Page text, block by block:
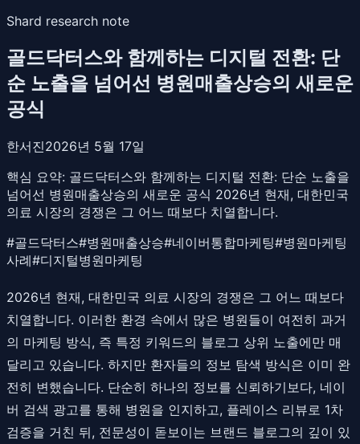
Shard research note
골드닥터스와 함께하는 디지털 전환: 단
순 노출을 넘어선 병원매출상승의 새로운
공식
한서진2026년 5월 17일
핵심 요약: 골드닥터스와 함께하는 디지털 전환: 단순 노출을
넘어선 병원매출상승의 새로운 공식 2026년 현재, 대한민국
의료 시장의 경쟁은 그 어느 때보다 치열합니다.
#골드닥터스#병원매출상승#네이버통합마케팅#병원마케팅
사례#디지털병원마케팅
2026년 현재, 대한민국 의료 시장의 경쟁은 그 어느 때보다
치열합니다. 이러한 환경 속에서 많은 병원들이 여전히 과거
의 마케팅 방식, 즉 특정 키워드의 블로그 상위 노출에만 매
달리고 있습니다. 하지만 환자들의 정보 탐색 방식은 이미 완
전히 변했습니다. 단순히 하나의 정보를 신뢰하기보다, 네이
버 검색 광고를 통해 병원을 인지하고, 플레이스 리뷰로 1차
검증을 거친 뒤, 전문성이 돋보이는 브랜드 블로그의 깊이 있